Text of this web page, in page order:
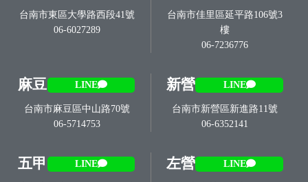
台南市東區大學路西段41號
06-6027289
台南市佳里區延平路106號3
樓
06-7236776
麻豆 LINE
台南市麻豆區中山路70號
06-5714753
新營 LINE
台南市新營區新進路11號
06-6352141
五甲 LINE 左營 LINE